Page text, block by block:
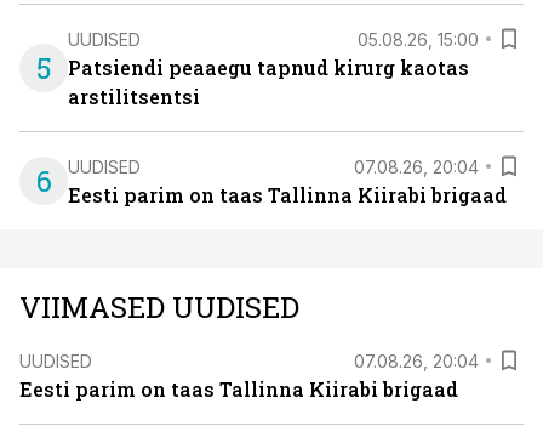
5
UUDISED 05.08.26, 15:00
Patsiendi peaaegu tapnud kirurg kaotas
arstilitsentsi
6 UUDISED 07.08.26, 20:04
Eesti parim on taas Tallinna Kiirabi brigaad
VIIMASED UUDISED
UUDISED 07.08.26, 20:04
Eesti parim on taas Tallinna Kiirabi brigaad